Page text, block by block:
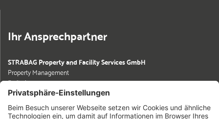
Ihr Ansprechpartner
STRABAG Property and Facility Services GmbH
Property Management
Freiheit 6
13597 Berlin